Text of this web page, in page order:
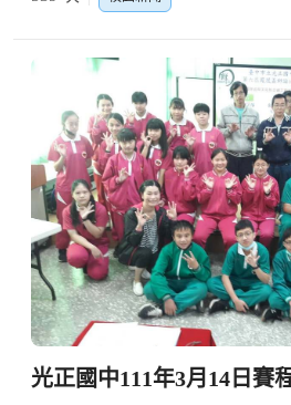
光正國中111年3月14日賽